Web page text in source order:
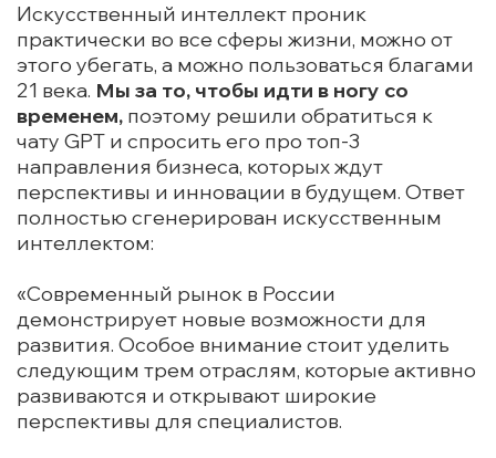
Искусственный интеллект проник
практически во все сферы жизни, можно от
этого убегать, а можно пользоваться благами
21 века. Мы за то, чтобы идти в ногу со
временем, поэтому решили обратиться к
чату GPT и спросить его про топ-3
направления бизнеса, которых ждут
перспективы и инновации в будущем. Ответ
полностью сгенерирован искусственным
интеллектом:
«Современный рынок в России
демонстрирует новые возможности для
развития. Особое внимание стоит уделить
следующим трем отраслям, которые активно
развиваются и открывают широкие
перспективы для специалистов.